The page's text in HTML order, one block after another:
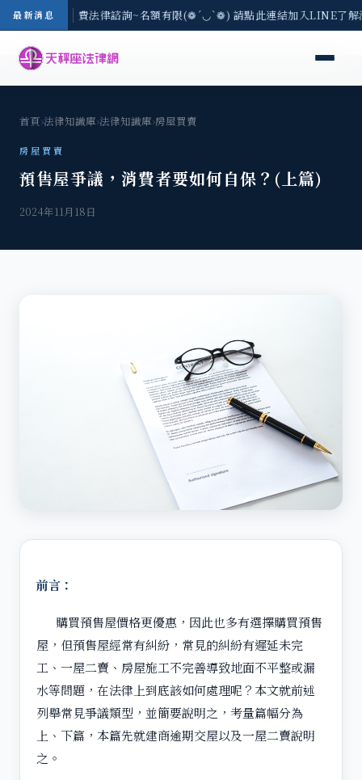
最新消息
3(一) 現場免費法律諮詢~名額有限(❁´◡`❁) 請點此連結加入LINE了
首頁›法律知識庫›法律知識庫›房屋買賣
房屋買賣
預售屋爭議，消費者要如何自保？(上篇)
2024年11月18日
前言：
購買預售屋價格更優惠，因此也多有選擇購買預售
屋，但預售屋經常有糾紛，常見的糾紛有遲延未完
工、一屋二賣、房屋施工不完善導致地面不平整或漏
水等問題，在法律上到底該如何處理呢？本文就前述
列舉常見爭議類型，並簡要說明之，考量篇幅分為
上、下篇，本篇先就建商逾期交屋以及一屋二賣說明
之。